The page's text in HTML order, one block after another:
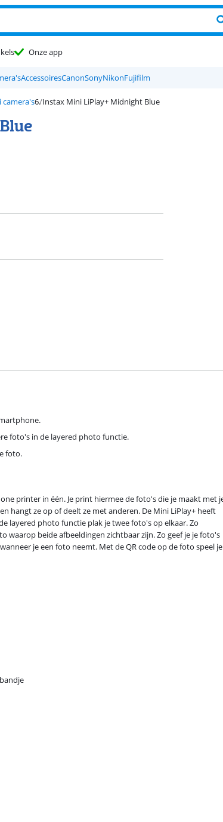
Onze app
AccessoiresCanonSonyNikonFujifilm
camera's Instax Mini LiPlay+ Midnight Blue
foto's in de layered photo functie.
foto.
printer in één. Je print hiermee de foto's die je maakt met
hangt ze op of deelt ze met anderen. De Mini LiPlay+ heeft
layered photo functie plak je twee foto's op elkaar. Zo
waarop beide afbeeldingen zichtbaar zijn. Zo geef je je foto's
je een foto neemt. Met de QR code op de foto speel je